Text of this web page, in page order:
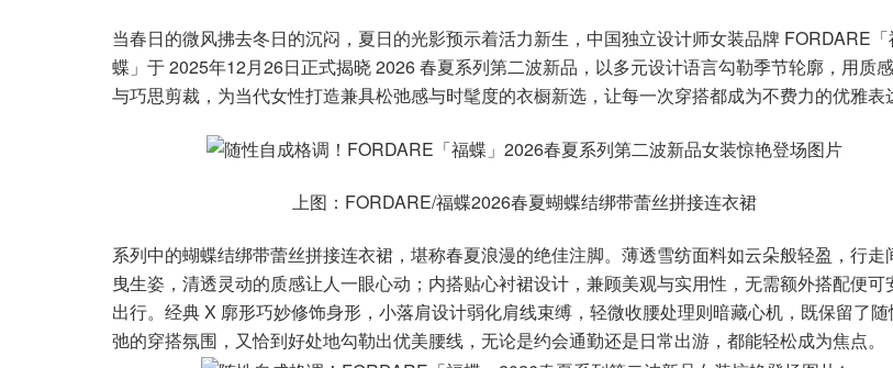
当春日的微风拂去冬日的沉闷，夏日的光影预示着活力新生，中国独立设计师女装品牌 FORDARE
蝶」于 2025年12月26日正式揭晓 2026 春夏系列第二波新品，以多元设计语言勾勒季节轮廓，用质
与巧思剪裁，为当代女性打造兼具松弛感与时髦度的衣橱新选，让每一次穿搭都成为不费力的优雅表
上图：FORDARE/福蝶2026春夏蝴蝶结绑带蕾丝拼接连衣裙
系列中的蝴蝶结绑带蕾丝拼接连衣裙，堪称春夏浪漫的绝佳注脚。薄透雪纺面料如云朵般轻盈，行走
曳生姿，清透灵动的质感让人一眼心动；内搭贴心衬裙设计，兼顾美观与实用性，无需额外搭配便可
出行。经典 X 廓形巧妙修饰身形，小落肩设计弱化肩线束缚，轻微收腰处理则暗藏心机，既保留了
弛的穿搭氛围，又恰到好处地勾勒出优美腰线，无论是约会通勤还是日常出游，都能轻松成为焦点。